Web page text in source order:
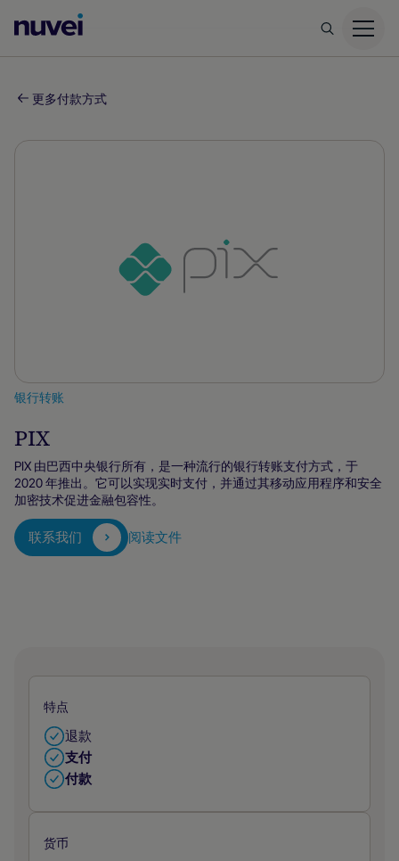
主
更多付款方式
银行转账
PIX
PIX 由巴西中央银行所有，是一种流行的银行转账支付方式，于
2020 年推出。它可以实现实时支付，并通过其移动应用程序和安全
加密技术促进金融包容性。
联系我们 阅读文件
特点
退款
支付
付款
货币